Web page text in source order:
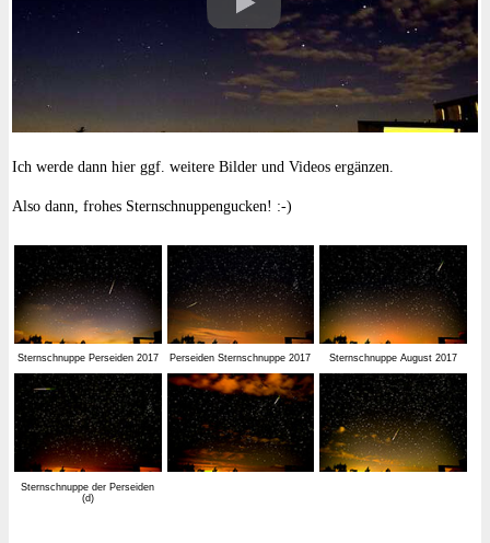
Ich werde dann hier ggf. weitere Bilder und Videos ergänzen.
Also dann, frohes Sternschnuppengucken! :-)
Sternschnuppe Perseiden 2017 Perseiden Sternschnuppe 2017 Sternschnuppe August 2017
Sternschnuppe der Perseiden
(d)